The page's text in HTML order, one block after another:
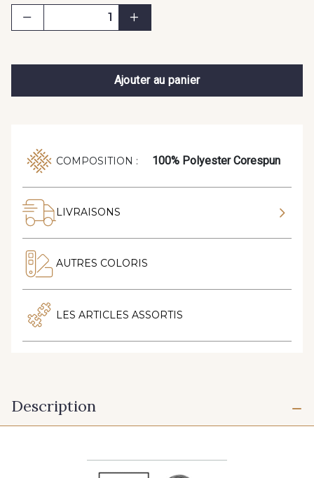
Ajouter au panier
COMPOSITION : 100% Polyester Corespun
LIVRAISONS
AUTRES COLORIS
LES ARTICLES ASSORTIS
Description